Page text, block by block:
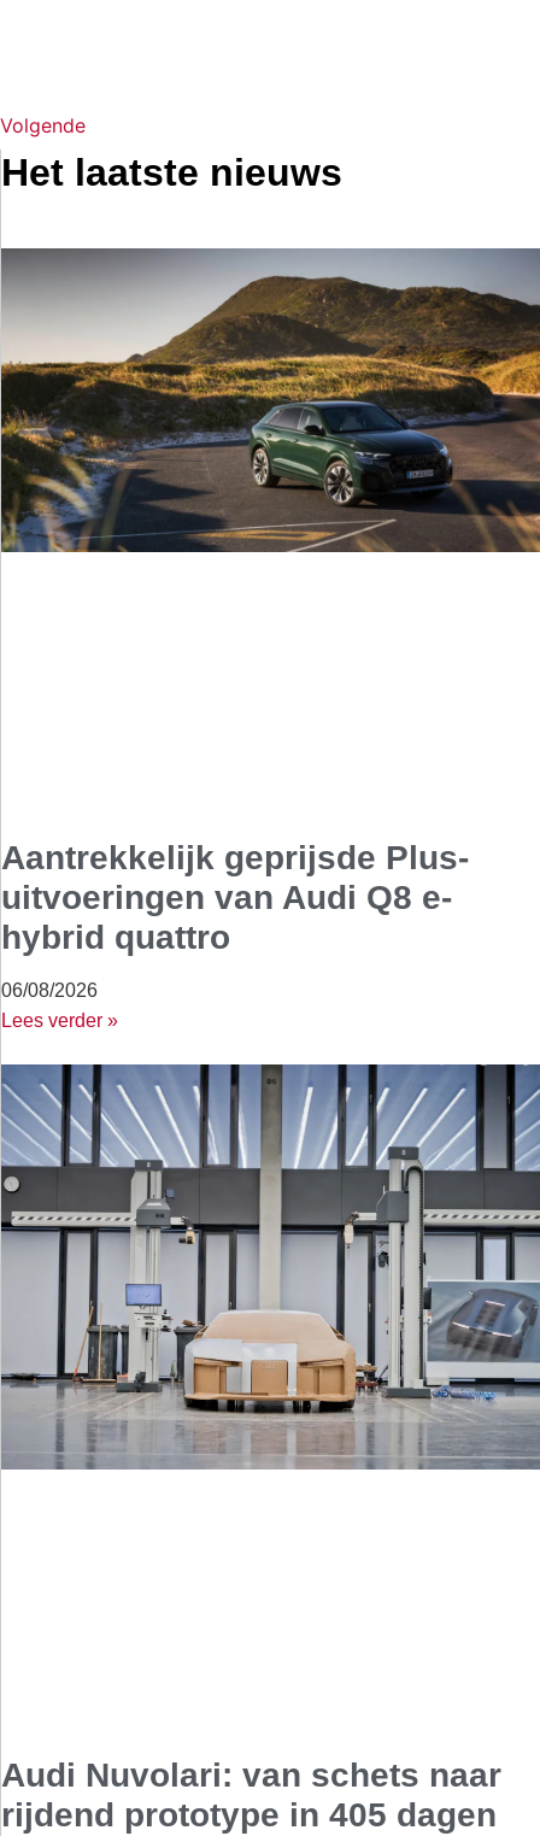
Volgende
Het laatste nieuws
Aantrekkelijk geprijsde Plus-
uitvoeringen van Audi Q8 e-
hybrid quattro
06/08/2026
Lees verder »
Audi Nuvolari: van schets naar
rijdend prototype in 405 dagen